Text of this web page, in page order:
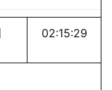
02:15:29